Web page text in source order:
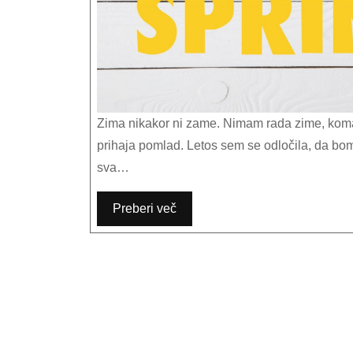
Zima nikakor ni zame. Nimam rada zime, komaj čakam, da vidim prve zvončke in trobentice, ker vem, da takrat
prihaja pomlad. Letos sem se odločila, da
sva…
Preberi več